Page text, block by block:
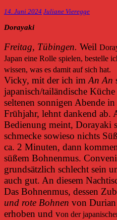
14. Juni 2024 Juliane Vieregge
Dorayaki
Freitag, Tübingen. Weil
Japan eine Rolle spielen, bestelle
wissen, was es damit auf sich hat.
Vicky, mit der ich im An An
japanisch/tailändische
seltenen sonnigen Abende
Frühjahr, lehnt dankend ab.
Bedienung meint, Dorayaki
schmecke sowieso nichts
ca. 2 Minuten, dann
süßem Bohnenmus.
grundsätzlich schlecht sein
auch gut. An diesem
Das Bohnenmus, dessen
und rote Bohnen von
erhoben und von der